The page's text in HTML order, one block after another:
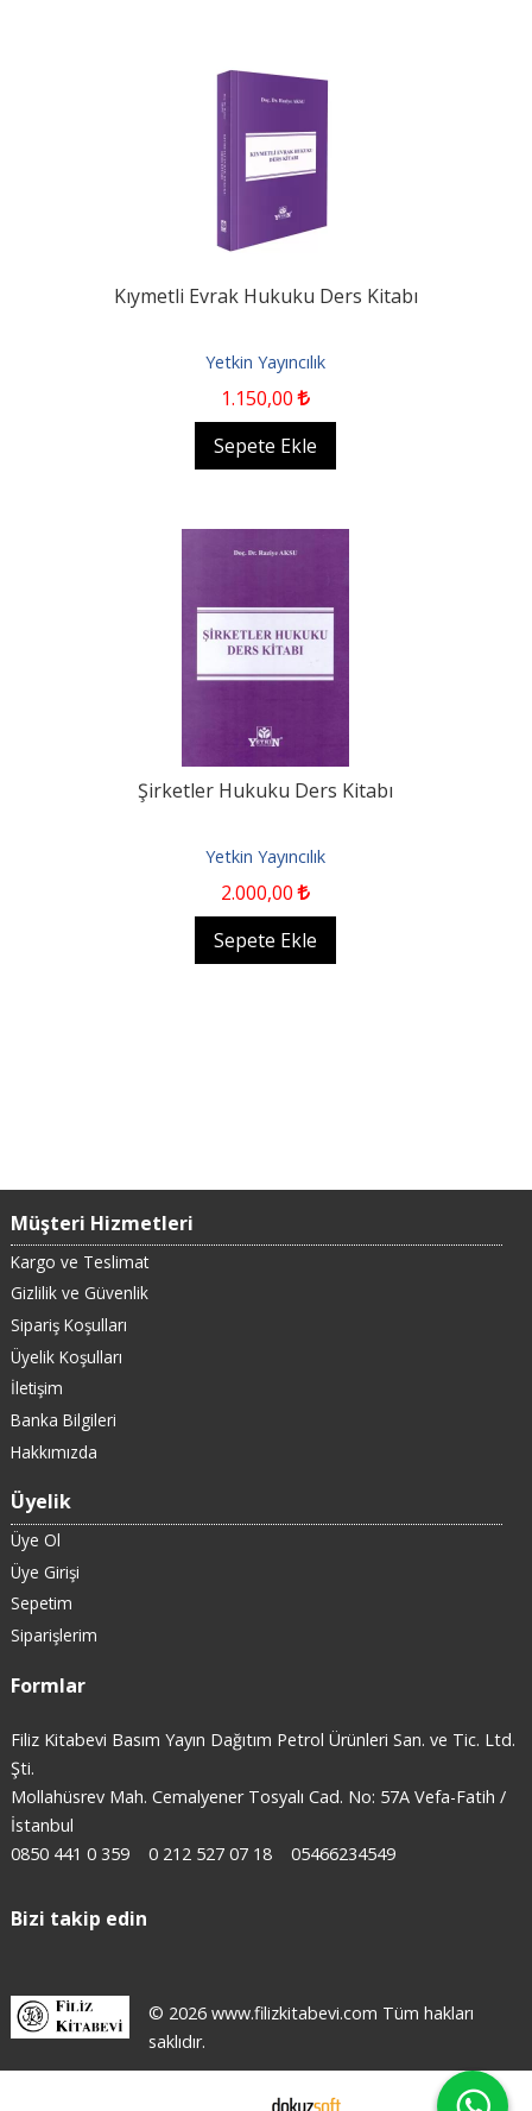
Kıymetli Evrak Hukuku Ders Kitabı
Yetkin Yayıncılık
1.150,00
Sepete Ekle
Şirketler Hukuku Ders Kitabı
Yetkin Yayıncılık
2.000,00
Sepete Ekle
Müşteri Hizmetleri
Kargo ve Teslimat
Gizlilik ve Güvenlik
Sipariş Koşulları
Üyelik Koşulları
İletişim
Banka Bilgileri
Hakkımızda
Üyelik
Üye Ol
Üye Girişi
Sepetim
Siparişlerim
Formlar
Filiz Kitabevi Basım Yayın Dağıtım Petrol Ürünleri San. ve Tic. Ltd.
Şti.
Mollahüsrev Mah. Cemalyener Tosyalı Cad. No: 57A Vefa-Fatih /
İstanbul
0850 441 0 359
0 212 527 07 18 05466234549
Bizi takip edin
© 2026 www.filizkitabevi.com Tüm hakları
saklıdır.